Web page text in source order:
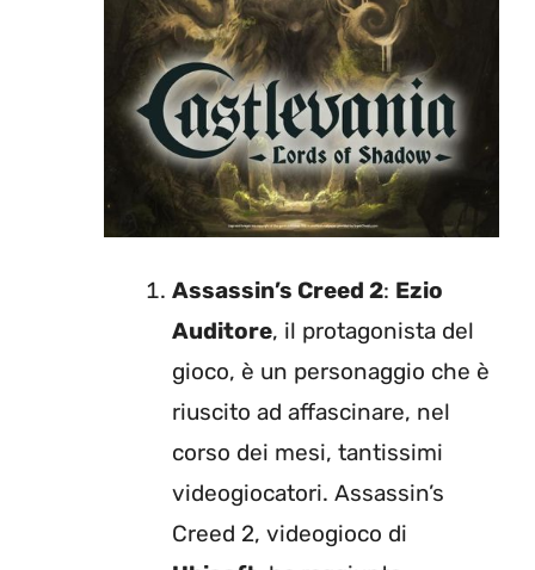
Assassin’s Creed 2: Ezio
Auditore, il protagonista del
gioco, è un personaggio che è
riuscito ad affascinare, nel
corso dei mesi, tantissimi
videogiocatori. Assassin’s
Creed 2, videogioco di